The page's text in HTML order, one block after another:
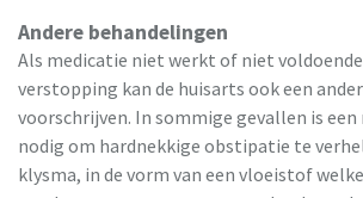
Andere behandelingen
Als medicatie niet werkt of niet
verstopping kan de huisarts ook een
voorschrijven. In sommige gevallen is
nodig om hardnekkige obstipatie te
klysma, in de vorm van een vloeistof